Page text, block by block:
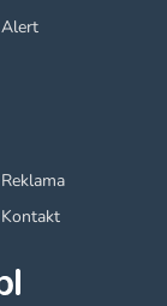
Alert
Reklama
Kontakt